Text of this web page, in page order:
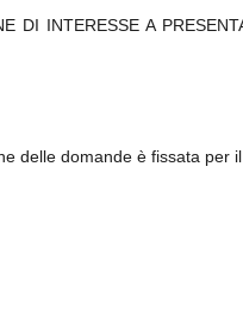
DI INTERESSE A
delle domande è fissata per